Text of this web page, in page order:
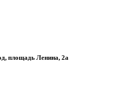
площадь Ленина, 2а